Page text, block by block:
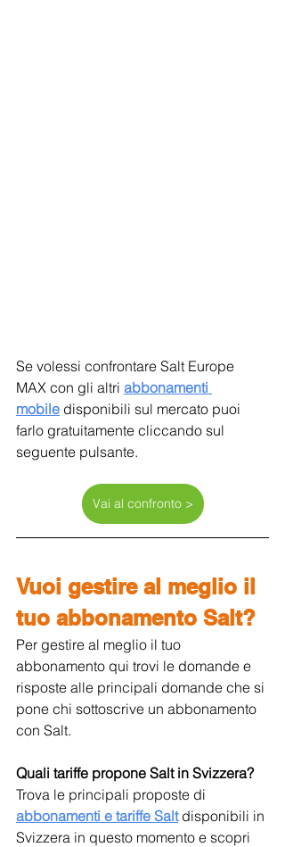
Se volessi confrontare Salt Europe
MAX con gli altri abbonamenti
mobile disponibili sul mercato puoi
farlo gratuitamente cliccando sul
seguente pulsante.
Vai al confronto >
Vuoi gestire al meglio il
tuo abbonamento Salt?
Per gestire al meglio il tuo
abbonamento qui trovi le domande e
risposte alle principali domande che si
pone chi sottoscrive un abbonamento
con Salt.
Quali tariffe propone Salt in Svizzera?
Trova le principali proposte di
abbonamenti e tariffe Salt disponibili in
Svizzera in questo momento e scopri